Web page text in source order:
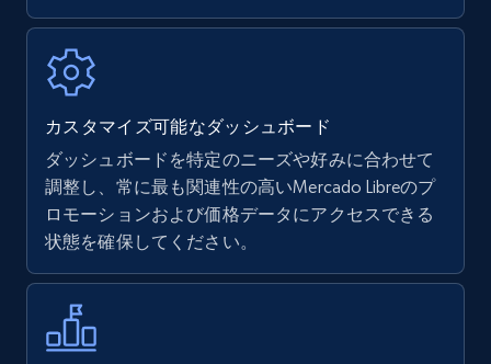
Author name, Asin, and more.
7.4K+
Walmart - products
URL, Final price, Sku, Currency, Gtin,
Specifications, Image urls, Top reviews, and
more.
5.6K+
カスタマイズ可能なダッシュボード
ダッシュボードを特定のニーズや好みに合わせて
調整し、常に最も関連性の高いMercado Libreのプ
ロモーションおよび価格データにアクセスできる
状態を確保してください。